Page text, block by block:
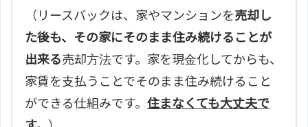
（リースバックは、家やマンションを売却し
た後も、その家にそのまま住み続けることが
出来る売却方法です。家を現金化してからも、
家賃を支払うことでそのまま住み続けること
ができる仕組みです。 住まなくても大丈夫で